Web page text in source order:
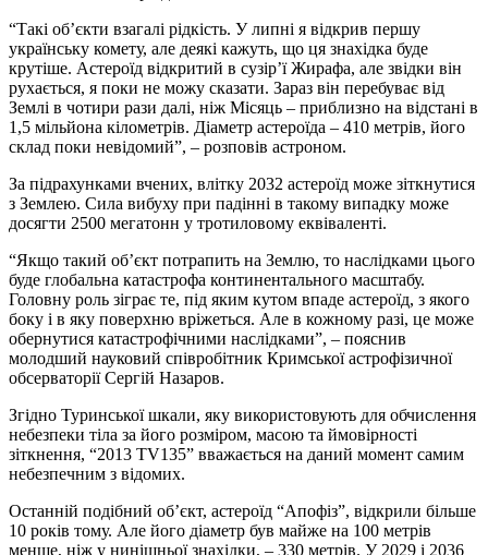
“Такі об’єкти взагалі рідкість. У липні я відкрив першу
українську комету, але деякі кажуть, що ця знахідка буде
крутіше. Астероїд відкритий в сузір’ї Жирафа, але звідки він
рухається, я поки не можу сказати. Зараз він перебуває від
Землі в чотири рази далі, ніж Місяць – приблизно на відстані в
1,5 мільйона кілометрів. Діаметр астероїда – 410 метрів, його
склад поки невідомий”, – розповів астроном.
За підрахунками вчених, влітку 2032 астероїд може зіткнутися
з Землею. Сила вибуху при падінні в такому випадку може
досягти 2500 мегатонн у тротиловому еквіваленті.
“Якщо такий об’єкт потрапить на Землю, то наслідками цього
буде глобальна катастрофа континентального масштабу.
Головну роль зіграє те, під яким кутом впаде астероїд, з якого
боку і в яку поверхню вріжеться. Але в кожному разі, це може
обернутися катастрофічними наслідками”, – пояснив
молодший науковий співробітник Кримської астрофізичної
обсерваторії Сергій Назаров.
Згідно Туринської шкали, яку використовують для обчислення
небезпеки тіла за його розміром, масою та ймовірності
зіткнення, “2013 TV135” вважається на даний момент самим
небезпечним з відомих.
Останній подібний об’єкт, астероїд “Апофіз”, відкрили більше
10 років тому. Але його діаметр був майже на 100 метрів
менше, ніж у нинішньої знахідки, – 330 метрів. У 2029 і 2036